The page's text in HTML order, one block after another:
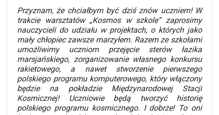
Przyznam, że chciałbym być dziś znów uczniem! W
trakcie warsztatów „Kosmos w szkole” zaprosimy
nauczycieli do udziału w projektach, o których jako
mały chłopiec zawsze marzyłem. Razem ze szkołami
umożliwimy uczniom przejęcie sterów łazika
marsjańskiego, zorganizowanie własnego konkursu
rakietowego, a nawet stworzenie pierwszego
polskiego programu komputerowego, który włączony
będzie na pokładzie Międzynarodowej Stacji
Kosmicznej! Uczniowie będą tworzyć historię
polskiego programu kosmicznego. I dobrze! To oni